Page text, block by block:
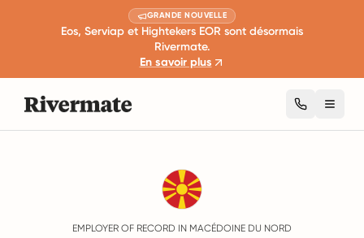
GRANDE NOUVELLE
Eos, Serviap et Hightekers EOR sont désormais
Rivermate.
En savoir plus
EMPLOYER OF RECORD IN MACÉDOINE DU NORD